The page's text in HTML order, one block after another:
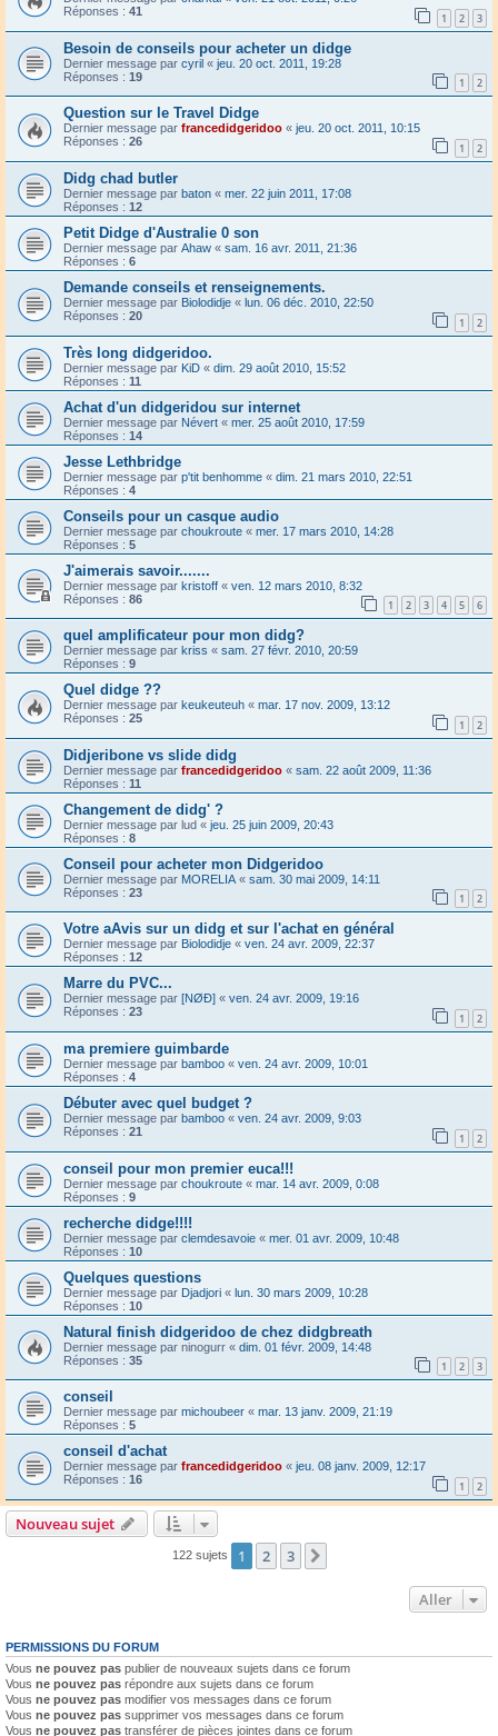
Réponses : 41 1 2 3
Besoin de conseils pour acheter un didge
Dernier message par cyril « jeu. 20 oct. 2011, 19:28
Réponses : 19 1 2
Question sur le Travel Didge
Dernier message par francedidgeridoo « jeu. 20 oct. 2011, 10:15
Réponses : 26 1 2
Didg chad butler
Dernier message par baton « mer. 22 juin 2011, 17:08
Réponses : 12
Petit Didge d'Australie 0 son
Dernier message par Ahaw « sam. 16 avr. 2011, 21:36
Réponses : 6
Demande conseils et renseignements.
Dernier message par Biolodidje « lun. 06 déc. 2010, 22:50
Réponses : 20 1 2
Très long didgeridoo.
Dernier message par KiD « dim. 29 août 2010, 15:52
Réponses : 11
Achat d'un didgeridou sur internet
Dernier message par Névert « mer. 25 août 2010, 17:59
Réponses : 14
Jesse Lethbridge
Dernier message par p'tit benhomme « dim. 21 mars 2010, 22:51
Réponses : 4
Conseils pour un casque audio
Dernier message par choukroute « mer. 17 mars 2010, 14:28
Réponses : 5
J'aimerais savoir.......
Dernier message par kristoff « ven. 12 mars 2010, 8:32
Réponses : 86 1 2 3 4 5 6
quel amplificateur pour mon didg?
Dernier message par kriss « sam. 27 févr. 2010, 20:59
Réponses : 9
Quel didge ??
Dernier message par keukeuteuh « mar. 17 nov. 2009, 13:12
Réponses : 25 1 2
Didjeribone vs slide didg
Dernier message par francedidgeridoo « sam. 22 août 2009, 11:36
Réponses : 11
Changement de didg' ?
Dernier message par lud « jeu. 25 juin 2009, 20:43
Réponses : 8
Conseil pour acheter mon Didgeridoo
Dernier message par MORELIA « sam. 30 mai 2009, 14:11
Réponses : 23 1 2
Votre aAvis sur un didg et sur l'achat en général
Dernier message par Biolodidje « ven. 24 avr. 2009, 22:37
Réponses : 12
Marre du PVC...
Dernier message par [NØÐ] « ven. 24 avr. 2009, 19:16
Réponses : 23 1 2
ma premiere guimbarde
Dernier message par bamboo « ven. 24 avr. 2009, 10:01
Réponses : 4
Débuter avec quel budget ?
Dernier message par bamboo « ven. 24 avr. 2009, 9:03
Réponses : 21 1 2
conseil pour mon premier euca!!!
Dernier message par choukroute « mar. 14 avr. 2009, 0:08
Réponses : 9
recherche didge!!!!
Dernier message par clemdesavoie « mer. 01 avr. 2009, 10:48
Réponses : 10
Quelques questions
Dernier message par Djadjori « lun. 30 mars 2009, 10:28
Réponses : 10
Natural finish didgeridoo de chez didgbreath
Dernier message par ninogurr « dim. 01 févr. 2009, 14:48
Réponses : 35 1 2 3
conseil
Dernier message par michoubeer « mar. 13 janv. 2009, 21:19
Réponses : 5
conseil d'achat
Dernier message par francedidgeridoo « jeu. 08 janv. 2009, 12:17
Réponses : 16 1 2
Nouveau sujet
122 sujets 1 2 3
Aller
PERMISSIONS DU FORUM
Vous ne pouvez pas publier de nouveaux sujets dans ce forum
Vous ne pouvez pas répondre aux sujets dans ce forum
Vous ne pouvez pas modifier vos messages dans ce forum
Vous ne pouvez pas supprimer vos messages dans ce forum
Vous ne pouvez pas transférer de pièces jointes dans ce forum